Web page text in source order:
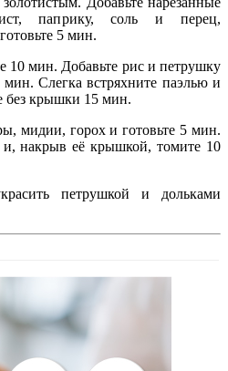
паприку, соль и перец,
5 мин.
10 мин. Добавьте рис и петрушку
Слегка встряхните паэлью и
без крышки 15 мин.
мидии, горох и готовьте 5 мин.
накрыв её крышкой, томите 10
петрушкой и дольками